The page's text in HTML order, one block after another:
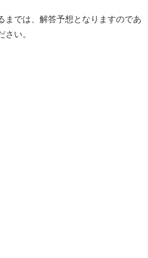
までは、解答予想となりますのであ
さい。